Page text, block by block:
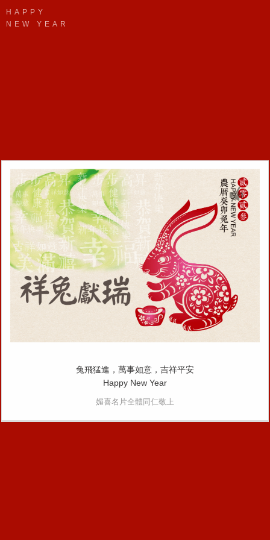
HAPPY
NEW YEAR
兔飛猛進，萬事如意，吉祥平安
Happy New Year
媚喜名片全體同仁敬上